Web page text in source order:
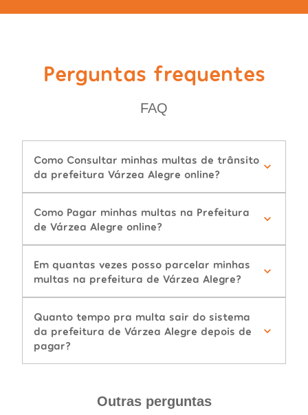
Perguntas frequentes
FAQ
Como Consultar minhas multas de trânsito
da prefeitura Várzea Alegre online?
Como Pagar minhas multas na Prefeitura
de Várzea Alegre online?
Em quantas vezes posso parcelar minhas
multas na prefeitura de Várzea Alegre?
Quanto tempo pra multa sair do sistema
da prefeitura de Várzea Alegre depois de
pagar?
Outras perguntas